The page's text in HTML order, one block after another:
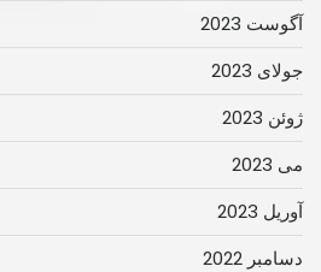
آگوست 2023
جولای 2023
ژوئن 2023
می 2023
آوریل 2023
دسامبر 2022